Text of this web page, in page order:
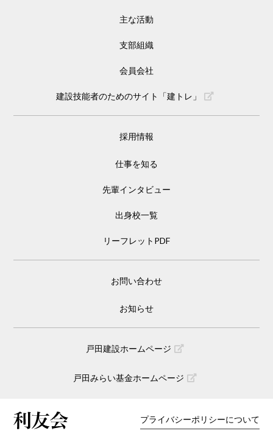
主な活動
支部組織
会員会社
建設技能者のためのサイト「建トレ」
採用情報
仕事を知る
先輩インタビュー
出身校一覧
リーフレットPDF
お問い合わせ
お知らせ
戸田建設ホームページ
戸田みらい基金ホームページ
プライバシーポリシーについて